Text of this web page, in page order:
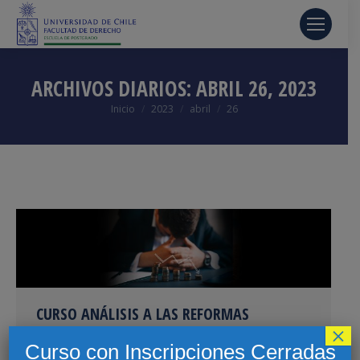
ARCHIVOS DIARIOS:ABRIL 26, 2023
Estás aquí:
Inicio 2023 abril 26
CURSO ANÁLISIS A LAS REFORMAS
Curso con Inscripciones Cerradas
×